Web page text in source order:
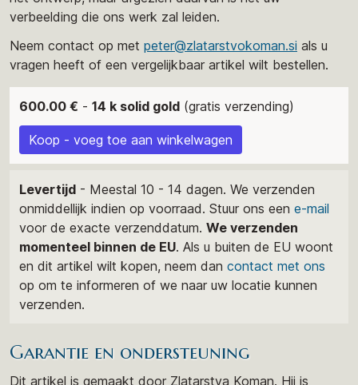
verbeelding die ons werk zal leiden.
Neem contact op met peter@zlatarstvokoman.si als u
vragen heeft of een vergelijkbaar artikel wilt bestellen.
600.00 € - 14 k solid gold (gratis verzending)
Koop - voeg toe aan winkelwagen
Levertijd - Meestal 10 - 14 dagen. We verzenden
onmiddellijk indien op voorraad. Stuur ons een e-mail
voor de exacte verzenddatum. We verzenden
momenteel binnen de EU. Als u buiten de EU woont
en dit artikel wilt kopen, neem dan contact met ons
op om te informeren of we naar uw locatie kunnen
verzenden.
Garantie en ondersteuning
Dit artikel is gemaakt door Zlatarstva Koman. Hij is